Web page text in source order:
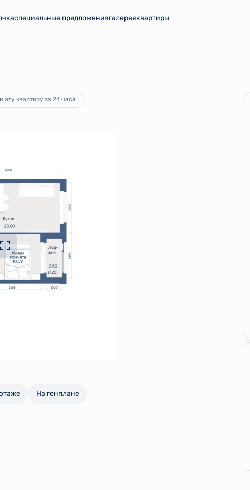
специальные предложениягалереяквартиры
эту квартиру за 24 часа
На генплане